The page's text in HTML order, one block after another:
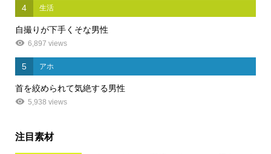
4 生活
自撮りが下手くそな男性
6,897 views
5 アホ
首を絞められて気絶する男性
5,938 views
注目素材